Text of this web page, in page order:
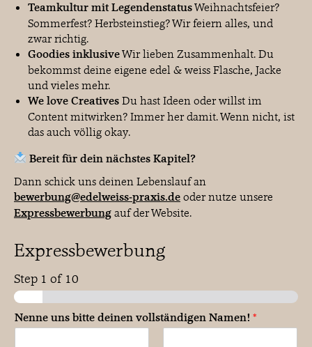
Teamkultur mit LegendenstatusWeihnachtsfeier?
Sommerfest? Herbsteinstieg? Wir feiern alles, und
zwar richtig.
Goodies inklusiveWir lieben Zusammenhalt. Du
bekommst deine eigene edel & weiss Flasche, Jacke
und vieles mehr.
We love Creatives Du hast Ideen oder willst im
Content mitwirken? Immer her damit. Wenn nicht, ist
das auch völlig okay.
Bereit für dein nächstes Kapitel?
Dann schick uns deinen Lebenslauf an
bewerbung@edelweiss-praxis.de oder nutze unsere
Expressbewerbung auf der Website.
Expressbewerbung
Step 1 of 10
Nenne uns bitte deinen vollständigen Namen! *